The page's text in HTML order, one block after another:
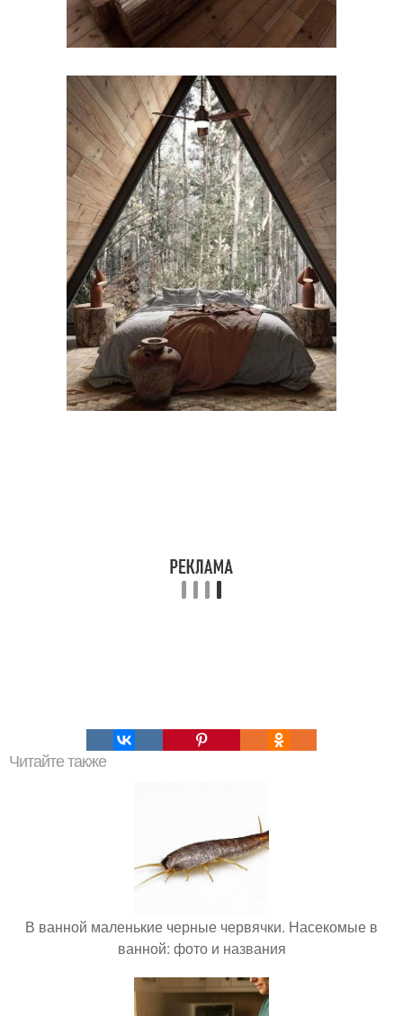
Читайте также
В ванной маленькие черные червячки. Насекомые в
ванной: фото и названия